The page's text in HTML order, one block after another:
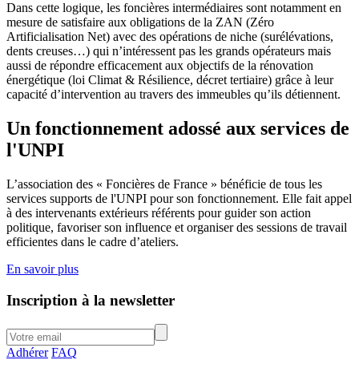
Dans cette logique, les foncières intermédiaires sont notamment en
mesure de satisfaire aux obligations de la ZAN (Zéro
Artificialisation Net) avec des opérations de niche (surélévations,
dents creuses…) qui n’intéressent pas les grands opérateurs mais
aussi de répondre efficacement aux objectifs de la rénovation
énergétique (loi Climat & Résilience, décret tertiaire) grâce à leur
capacité d’intervention au travers des immeubles qu’ils détiennent.
Un fonctionnement adossé aux services de
l'UNPI
L’association des « Foncières de France » bénéficie de tous les
services supports de l'UNPI pour son fonctionnement. Elle fait appel
à des intervenants extérieurs référents pour guider son action
politique, favoriser son influence et organiser des sessions de travail
efficientes dans le cadre d’ateliers.
En savoir plus
Inscription à la newsletter
Adhérer FAQ